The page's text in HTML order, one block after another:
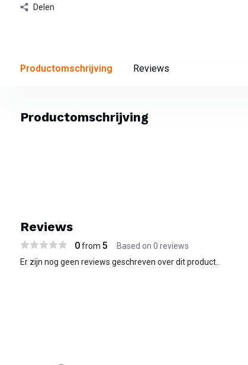
Delen
Productomschrijving Reviews
Productomschrijving
Reviews
0from 5 Based on 0 reviews
Er zijn nog geen reviews geschreven over dit product..